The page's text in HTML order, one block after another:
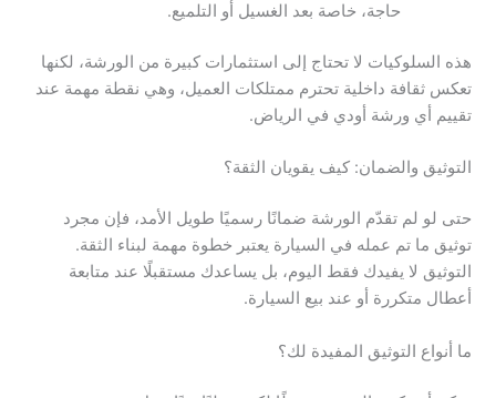
حاجة، خاصة بعد الغسيل أو التلميع.
هذه السلوكيات لا تحتاج إلى استثمارات كبيرة من الورشة، لكنها
تعكس ثقافة داخلية تحترم ممتلكات العميل، وهي نقطة مهمة عند
تقييم أي ورشة أودي في الرياض.
التوثيق والضمان: كيف يقويان الثقة؟
حتى لو لم تقدّم الورشة ضمانًا رسميًا طويل الأمد، فإن مجرد
توثيق ما تم عمله في السيارة يعتبر خطوة مهمة لبناء الثقة.
التوثيق لا يفيدك فقط اليوم، بل يساعدك مستقبلًا عند متابعة
أعطال متكررة أو عند بيع السيارة.
ما أنواع التوثيق المفيدة لك؟